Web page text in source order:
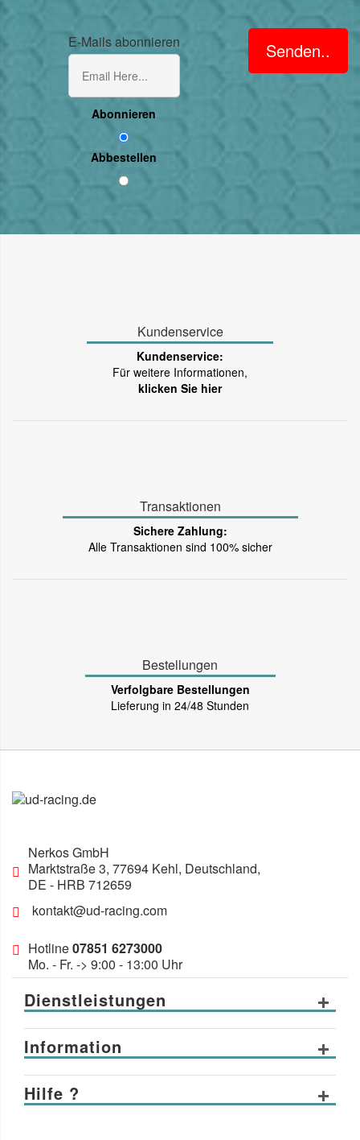
E-Mails abonnieren
Abonnieren
Abbestellen
Senden..
Kundenservice
Kundenservice:
Für weitere Informationen,
klicken Sie hier
Transaktionen
Sichere Zahlung:
Alle Transaktionen sind 100% sicher
Bestellungen
Verfolgbare Bestellungen
Lieferung in 24/48 Stunden
Nerkos GmbH
Marktstraße 3, 77694 Kehl, Deutschland,
DE - HRB 712659
kontakt@ud-racing.com
Hotline07851 6273000
Mo. - Fr. -> 9:00 - 13:00 Uhr
Dienstleistungen
Information
Hilfe ?